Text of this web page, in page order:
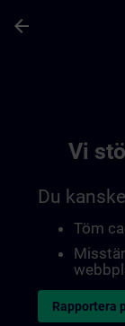
arrow_back
Vi
Du
Töm
Rapportera